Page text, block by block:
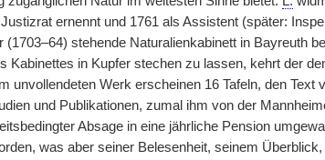
ernennt und 1761 als Assistent (später:
stehende Naturalienkabinett in Bayreuth
Kabinettes in Kupfer stechen zu lassen, kehrt der
unvollendeten Werk erscheinen 16 Tafeln, den Text
und Publikationen, zumal ihm von der
Absage in eine jährliche Pension
was aber seiner Belesenheit, seinem